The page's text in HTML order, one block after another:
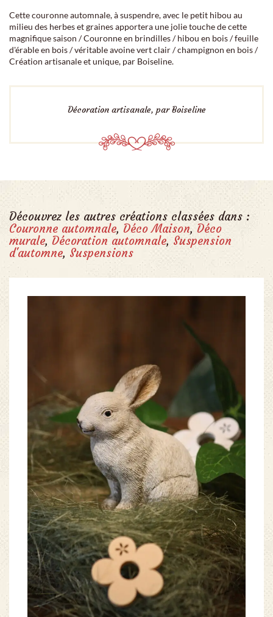
Cette couronne automnale, à suspendre, avec le petit hibou au
milieu des herbes et graines apportera une jolie touche de cette
magnifique saison / Couronne en brindilles / hibou en bois / feuille
d'érable en bois / véritable avoine vert clair / champignon en bois /
Création artisanale et unique, par Boiseline.
Décoration artisanale, par Boiseline
Découvrez les autres créations classées dans :
Couronne automnale, Déco Maison, Déco
murale, Décoration automnale, Suspension
d'automne, Suspensions